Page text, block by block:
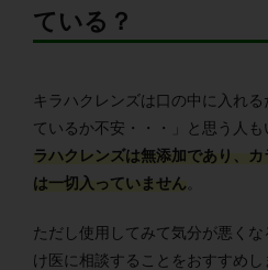
ている？
キラハクレンズは口の中に入れ
ているか不安・・・」と思う人も
ラハクレンズは無添加であり、
は一切入っていません
ただし使用してみて気分が悪く
け医に相談することをおすすめし